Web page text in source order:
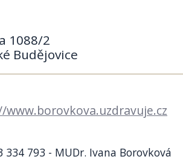
1088/2
Budějovice
www.borovkova.uzdravuje.cz
334 793 - MUDr. Ivana Borovková